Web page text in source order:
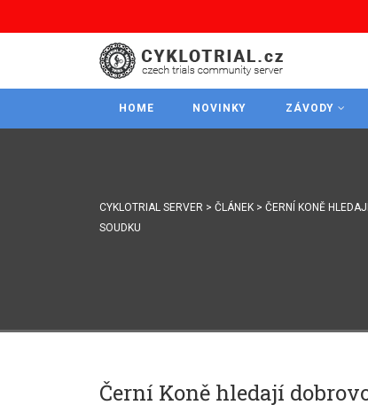
HOME NOVINKY ZÁVODY
CYKLOTRIAL SERVER > ČLÁNEK > ČERNÍ KONĚ
SOUDKU
Černí Koně hledají